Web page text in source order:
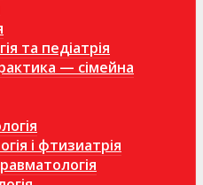
та педіатрія
— сімейна
і фтизиатрія